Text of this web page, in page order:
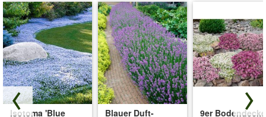
Isotoma 'Blue
Blauer Duft-
9er